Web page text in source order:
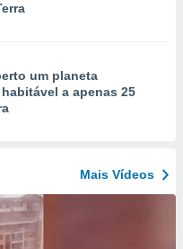
um planeta
a apenas 25
Mais Vídeos